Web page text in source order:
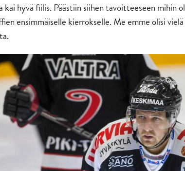
hyvä fiilis. Päästiin siihen tavoitteeseen mihin
ensimmäiselle kierrokselle. Me emme olisi